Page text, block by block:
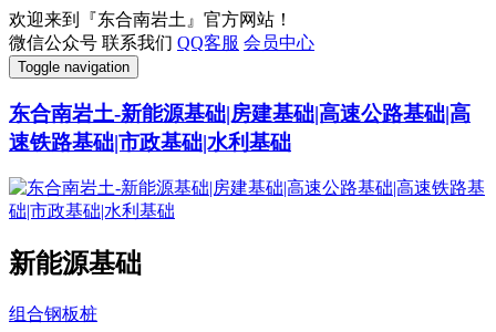
欢迎来到『东合南岩土』官方网站！
微信公众号 联系我们 QQ客服 会员中心
Toggle navigation
东合南岩土-新能源基础|房建基础|高速公路基础|高
速铁路基础|市政基础|水利基础
新能源基础
组合钢板桩